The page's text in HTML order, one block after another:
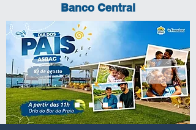
Banco Central